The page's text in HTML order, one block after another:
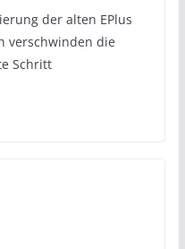
der alten EPlus
verschwinden die
Schritt